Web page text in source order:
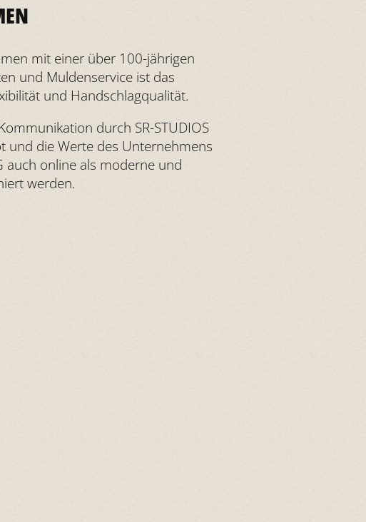
mit einer über 100-jährigen
und Muldenservice ist das
und Handschlagqualität.
durch SR-STUDIOS
und die Werte des Unternehmens
auch online als moderne und
werden.